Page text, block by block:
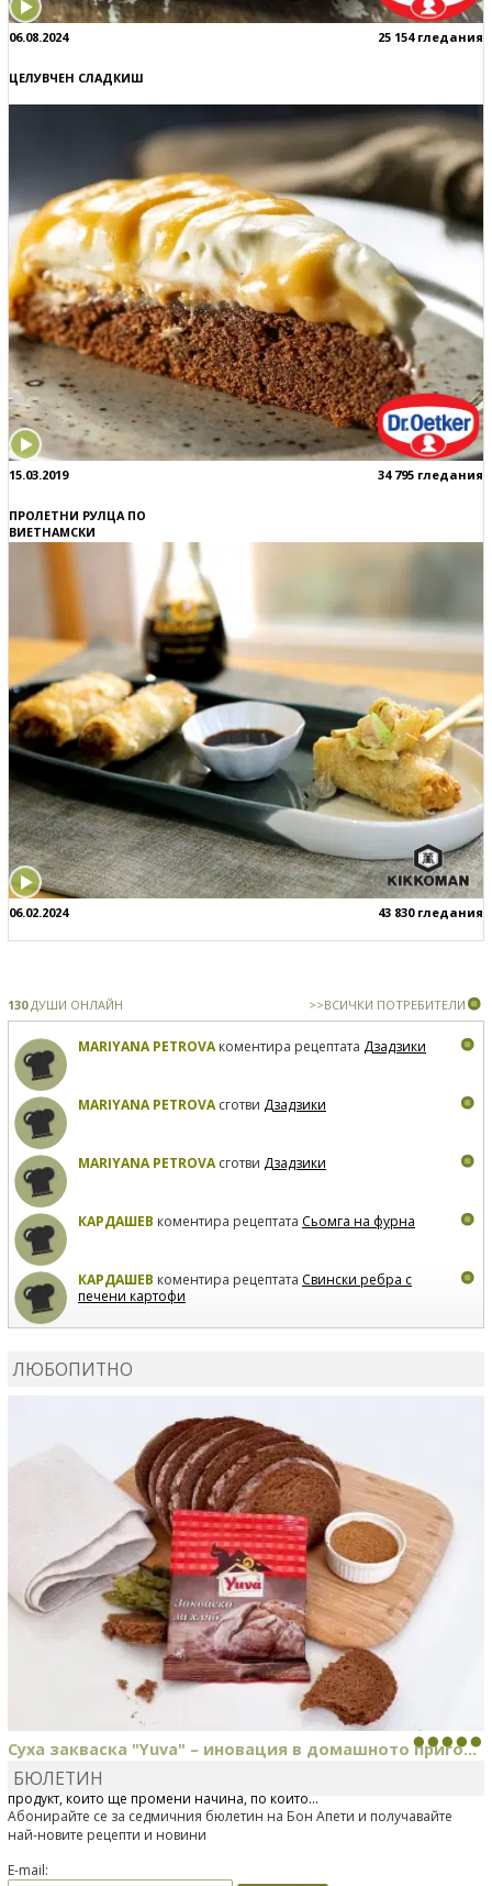
06.08.2024 25 154 гледания
ЦЕЛУВЧЕН СЛАДКИШ
15.03.2019 34 795 гледания
ПРОЛЕТНИ РУЛЦА ПО
ВИЕТНАМСКИ
06.02.2024 43 830 гледания
130ДУШИ ОНЛАЙН >>ВСИЧКИ ПОТРЕБИТЕЛИ
MARIYANA PETROVAкоментира рецептата Дзадзики
MARIYANA PETROVAсготви Дзадзики
MARIYANA PETROVAсготви Дзадзики
КАРДАШЕВ коментира рецептата Сьомга на фурна
КАРДАШЕВ коментира рецептата Свински ребра с
печени картофи
ЛЮБОПИТНО
Суха закваска "Yuva" – иновация в домашното приго...
Отскоро Лесафр България стартира предлагането на изцяло нов
продукт, който ще промени начина, по който...
БЮЛЕТИН
Абонирайте се за седмичния бюлетин на Бон Апети и получавайте
най-новите рецепти и новини
E-mail: